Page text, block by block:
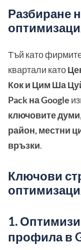
Разбиране
Тъй като
квартали като
Кок и Цим Ша
Pack на Google
ключовите
район, местни
връзки.
Ключови
1.
профила в